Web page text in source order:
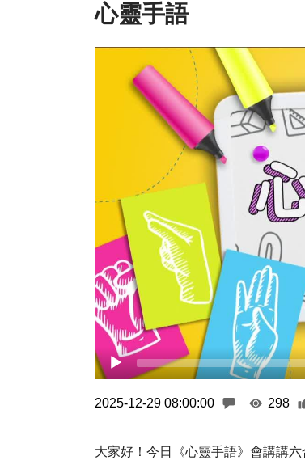
心靈手語
Player
2025-12-29 08:00:00 298
大家好！今日《心靈手語》會講講